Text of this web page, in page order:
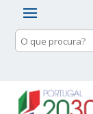
Pesquisa
de